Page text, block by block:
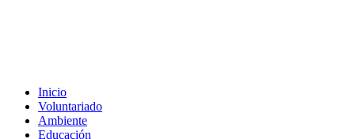
Inicio
Voluntariado
Ambiente
Educación